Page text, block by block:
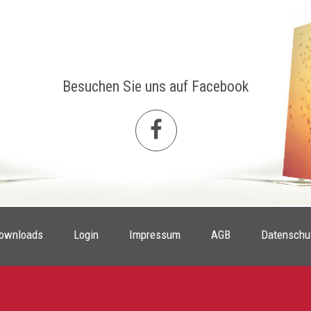
Besuchen Sie uns auf Facebook
Login Impressum AGB